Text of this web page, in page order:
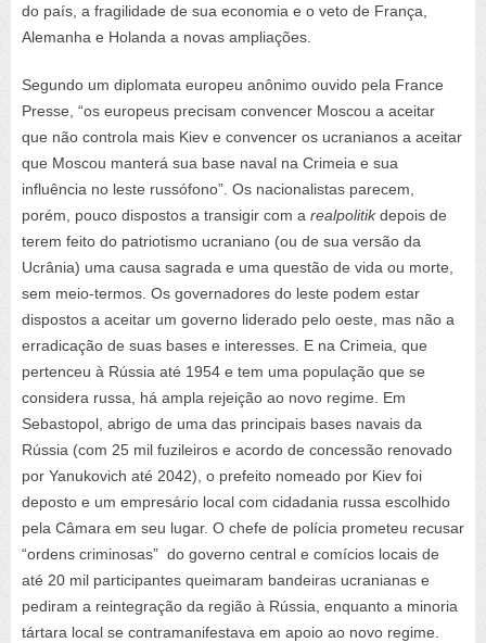
do país, a fragilidade de sua economia e o veto de França,
Alemanha e Holanda a novas ampliações.
Segundo um diplomata europeu anônimo ouvido pela France
Presse, “os europeus precisam convencer Moscou a aceitar
que não controla mais Kiev e convencer os ucranianos a aceitar
que Moscou manterá sua base naval na Crimeia e sua
influência no leste russófono”. Os nacionalistas parecem,
porém, pouco dispostos a transigir com a realpolitikdepois de
terem feito do patriotismo ucraniano (ou de sua versão da
Ucrânia) uma causa sagrada e uma questão de vida ou morte,
sem meio-termos. Os governadores do leste podem estar
dispostos a aceitar um governo liderado pelo oeste, mas não a
erradicação de suas bases e interesses. E na Crimeia, que
pertenceu à Rússia até 1954 e tem uma população que se
considera russa, há ampla rejeição ao novo regime. Em
Sebastopol, abrigo de uma das principais bases navais da
Rússia (com 25 mil fuzileiros e acordo de concessão renovado
por Yanukovich até 2042), o prefeito nomeado por Kiev foi
deposto e um empresário local com cidadania russa escolhido
pela Câmara em seu lugar. O chefe de polícia prometeu recusar
“ordens criminosas” do governo central e comícios locais de
até 20 mil participantes queimaram bandeiras ucranianas e
pediram a reintegração da região à Rússia, enquanto a minoria
tártara local se contramanifestava em apoio ao novo regime.